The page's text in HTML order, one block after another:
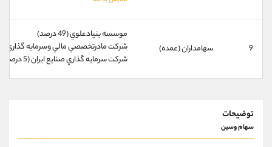
9 سهامداران (عمده)
موسسه بنيادعلوي (49 درصد)
شركت مادرتخصصي مالي وسرمايه گذاري سينا (17
شركت سرمايه گذاري صنايع ايران (5 درصد)
توضیحات
سهام وسین